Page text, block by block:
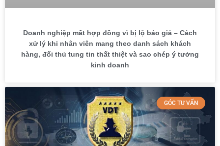
Doanh nghiệp mất hợp đồng vì bị lộ báo giá – Cách
xử lý khi nhân viên mang theo danh sách khách
hàng, đối thủ tung tin thất thiệt và sao chép ý tưởng
kinh doanh
GÓC TƯ VẤN